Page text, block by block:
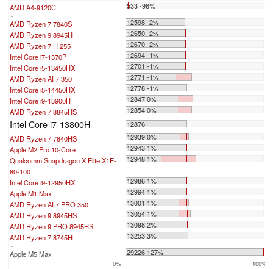
AMD A4-9120C 533 -96%
...
AMD Ryzen 7 7840S
12598 -2%
AMD Ryzen 9 8945H
12650 -2%
AMD Ryzen 7 H 255
12670 -2%
Intel Core i7-1370P
12694 -1%
Intel Core i5-13450HX
12701 -1%
AMD Ryzen AI 7 350
12771 -1%
Intel Core i5-14450HX
12778 -1%
Intel Core i9-13900H
12847 0%
AMD Ryzen 7 8845HS
12854 0%
Intel Core i7-13800H
12876
AMD Ryzen 7 7840HS
12939 0%
Apple M2 Pro 10-Core
12943 1%
Qualcomm Snapdragon X Elite X1E-
80-100
12948 1%
Intel Core i9-12950HX
12986 1%
Apple M1 Max
12994 1%
AMD Ryzen AI 7 PRO 350
13001 1%
AMD Ryzen 9 8945HS
13054 1%
AMD Ryzen 9 PRO 8945HS
13098 2%
AMD Ryzen 7 8745H
13253 3%
...
Apple M5 Max 29226 127%
0% 100%